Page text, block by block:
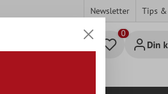
Newsletter Tips &
Din